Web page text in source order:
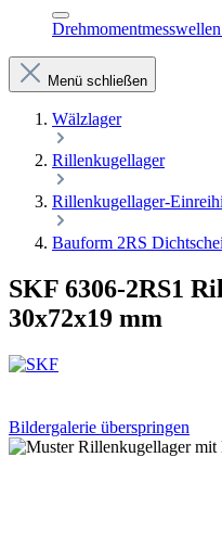
Menü schließen
Wälzlager
Rillenkugellager
Rillenkugellager-
Bauform 2RS
SKF 6306-2RS1
30x72x19 mm
Bildergalerie überspringen